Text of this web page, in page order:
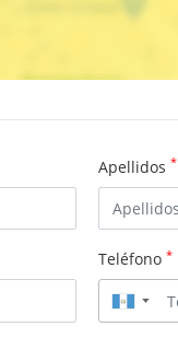
Apellidos *
Teléfono *
▼